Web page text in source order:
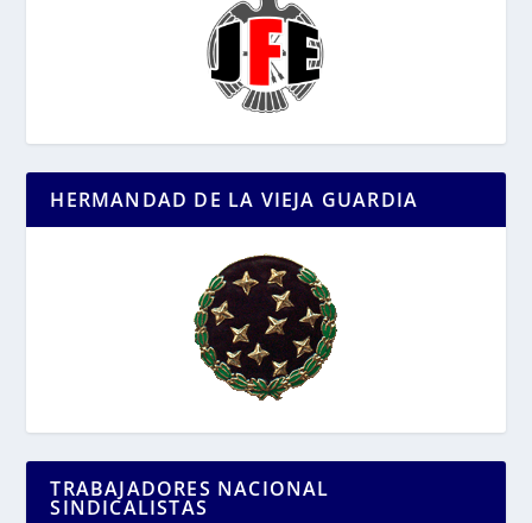
HERMANDAD DE LA VIEJA GUARDIA
TRABAJADORES NACIONAL
SINDICALISTAS